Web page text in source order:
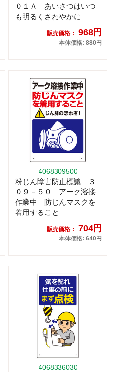
０１Ａ あいさつはいつ
も明るくさわやかに
販売価格： 968円
本体価格: 880円
4068309500
粉じん障害防止標識 ３
０９－５０ アーク溶接
作業中 防じんマスクを
着用すること
販売価格： 704円
本体価格: 640円
4068336030